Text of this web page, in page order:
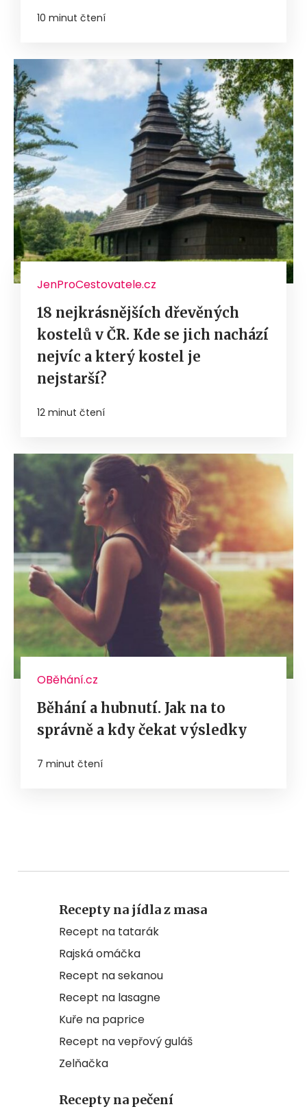
10 minut čtení
JenProCestovatele.cz
18 nejkrásnějších dřevěných
kostelů v ČR. Kde se jich nachází
nejvíc a který kostel je
nejstarší?
12 minut čtení
OBěhání.cz
Běhání a hubnutí. Jak na to
správně a kdy čekat výsledky
7 minut čtení
Recepty na jídla z masa
Recept na tatarák
Rajská omáčka
Recept na sekanou
Recept na lasagne
Kuře na paprice
Recept na vepřový guláš
Zelňačka
Recepty na pečení